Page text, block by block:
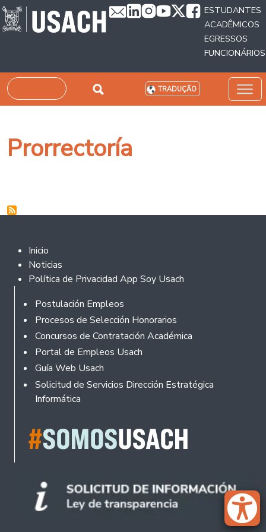
Passar para o conteúdo principal
ESTUDANTES
ACADÊMICOS
EGRESSOS
FUNCIONÁRIOS
Pesquisar TRADUÇÃO
Prorrectoría
Footer 2
Inicio
Noticias
Política de Privacidad App Soy Usach
Rodapé
Postulación Empleos
Procesos de Selección Honorarios
Concursos de Contratación Académica
Portal de Empleos Usach
Guía Web Usach
Solicitud de Servicios Dirección Estratégica
Informática